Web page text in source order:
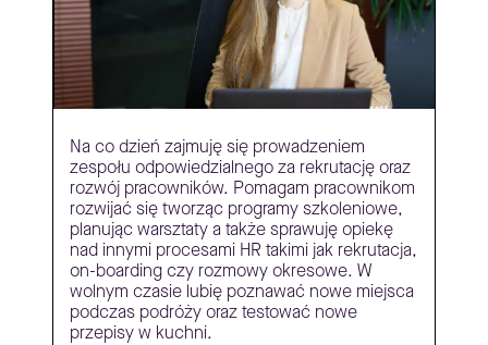
Na co dzień zajmuję się prowadzeniem
zespołu odpowiedzialnego za rekrutację oraz
rozwój pracowników. Pomagam pracownikom
rozwijać się tworząc programy szkoleniowe,
planując warsztaty a także sprawuję opiekę
nad innymi procesami HR takimi jak rekrutacja,
on-boarding czy rozmowy okresowe. W
wolnym czasie lubię poznawać nowe miejsca
podczas podróży oraz testować nowe
przepisy w kuchni.